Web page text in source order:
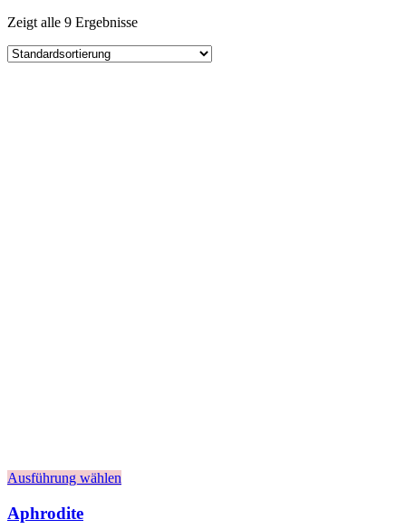
Zeigt alle 9 Ergebnisse
Ausführung wählen
Aphrodite